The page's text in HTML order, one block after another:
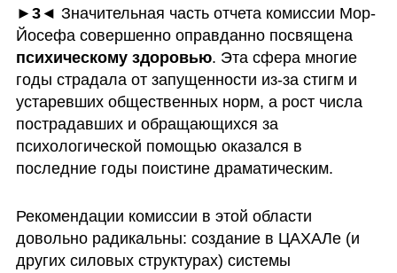
►3◄ Значительная часть отчета комиссии Мор-
Йосефа совершенно оправданно посвящена
психическому здоровью. Эта сфера многие
годы страдала от запущенности из-за стигм и
устаревших общественных норм, а рост числа
пострадавших и обращающихся за
психологической помощью оказался в
последние годы поистине драматическим.
Рекомендации комиссии в этой области
довольно радикальны: создание в ЦАХАЛе (и
других силовых структурах) системы